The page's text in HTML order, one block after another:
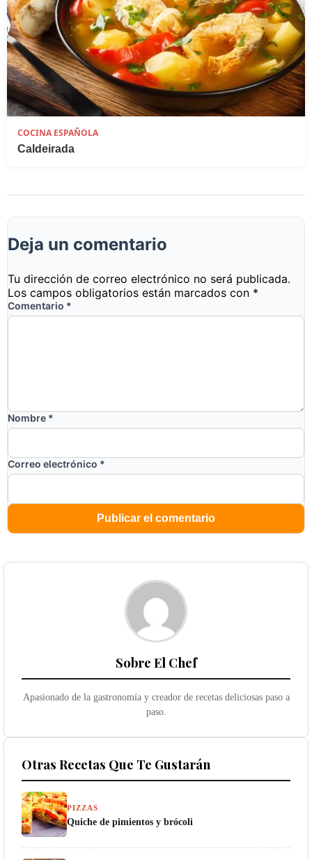
COCINA ESPAÑOLA
Caldeirada
Deja un comentario
Tu dirección de correo electrónico no será publicada.
Los campos obligatorios están marcados con *
Comentario *
Nombre *
Correo electrónico *
Sobre El Chef
Apasionado de la gastronomía y creador de recetas deliciosas paso a
paso.
Otras Recetas Que Te Gustarán
PIZZAS
Quiche de pimientos y brócoli